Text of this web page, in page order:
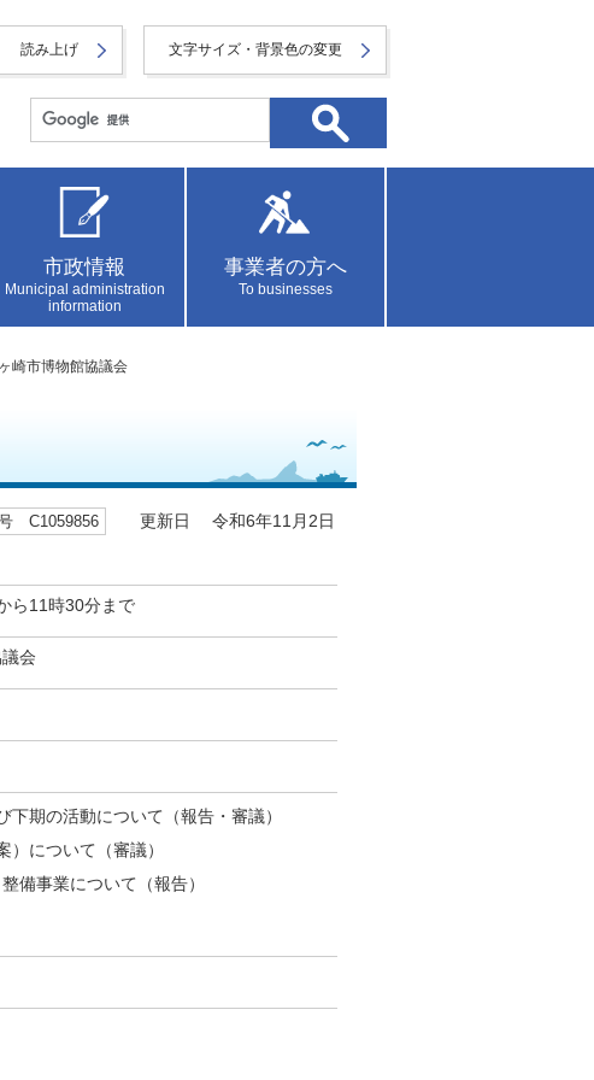
読み上げ 文字サイズ・背景色の変更
市政情報
Municipal administration
information
事業者の方へ
To businesses
崎市博物館協議会
C1059856 更新日 令和6年11月2日
ら11時30分まで
会
期の活動について（報告・審議）
）について（審議）
備事業について（報告）